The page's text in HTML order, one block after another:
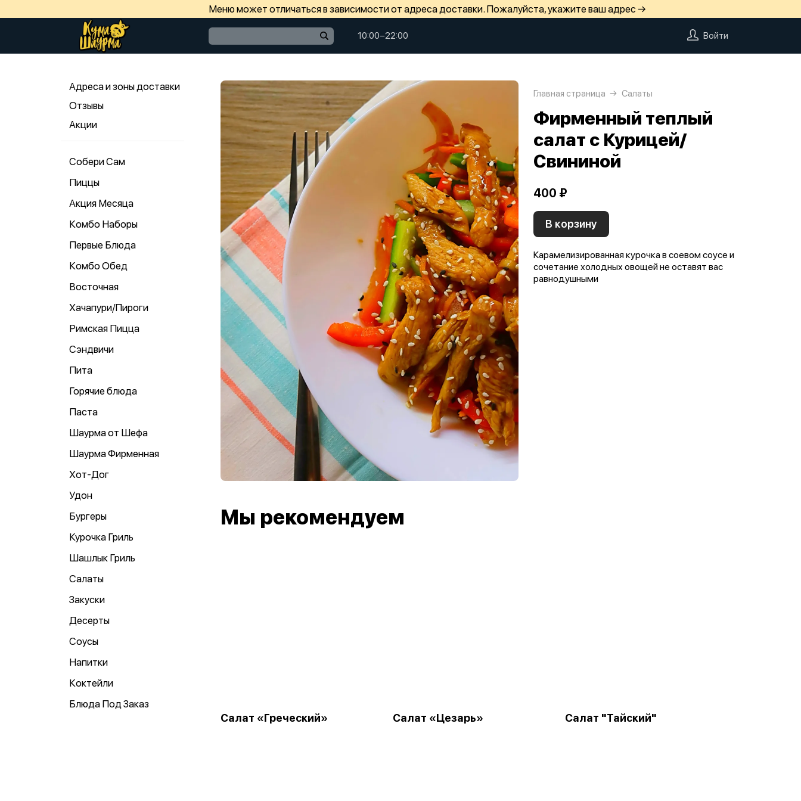
Меню может отличаться в зависимости от адреса доставки. Пожалуйста, укажите ваш адрес →
10:00−22:00 Войти
Адреса и зоны доставки
Отзывы
Акции
Собери Сам
Пиццы
Акция Месяца
Комбо Наборы
Первые Блюда
Комбо Обед
Восточная
Хачапури/Пироги
Римская Пицца
Сэндвичи
Пита
Горячие блюда
Паста
Шаурма от Шефа
Шаурма Фирменная
Хот-Дог
Удон
Бургеры
Курочка Гриль
Шашлык Гриль
Салаты
Закуски
Десерты
Соусы
Напитки
Коктейли
Блюда Под Заказ
Главная страница Салаты
Фирменный теплый
салат с Курицей/
Свининой
400 ₽
В корзину
Карамелизированная курочка в соевом соусе и
сочетание холодных овощей не оставят вас
равнодушными
Мы рекомендуем
Салат «Греческий» Салат «Цезарь» Салат "Тайский"